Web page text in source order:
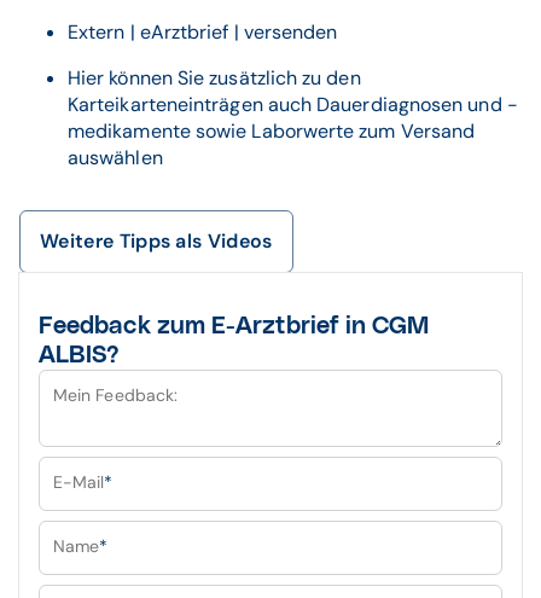
Extern | eArztbrief | versenden
Hier können Sie zusätzlich zu den
Karteikarteneinträgen auch Dauerdiagnosen und -
medikamente sowie Laborwerte zum Versand
auswählen
Weitere Tipps als Videos
Feedback zum E-Arztbrief in CGM
ALBIS?
Mein Feedback:
E-Mail*
Name*